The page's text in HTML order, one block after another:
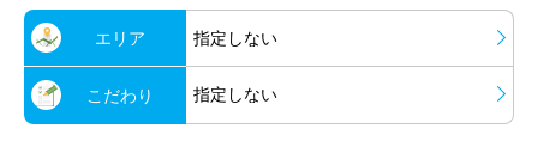
エリア 指定しない
こだわり 指定しない